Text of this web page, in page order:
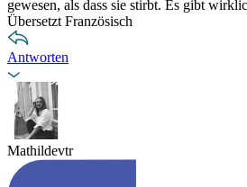
gewesen, als dass sie stirbt. Es gibt
Übersetzt Französisch
Antworten
Mathildevtr